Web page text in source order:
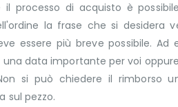
il processo di acquisto è
la frase che si desidera
essere più breve possibile. Ad
una data importante per voi
si può chiedere il rimborso
sul pezzo.